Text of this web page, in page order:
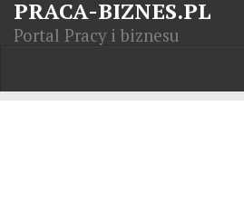
PRACA-BIZNES.PL
Portal Pracy i biznesu